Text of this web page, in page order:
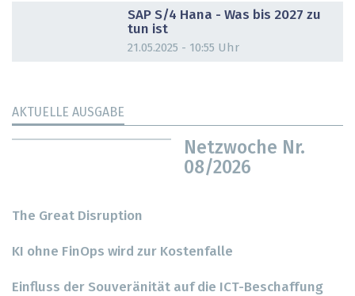
SAP S/4 Hana - Was bis 2027 zu
tun ist
21.05.2025 - 10:55 Uhr
AKTUELLE AUSGABE
Netzwoche Nr.
08/2026
The Great Disruption
KI ohne FinOps wird zur Kostenfalle
Einfluss der Souveränität auf die ICT-Beschaffung